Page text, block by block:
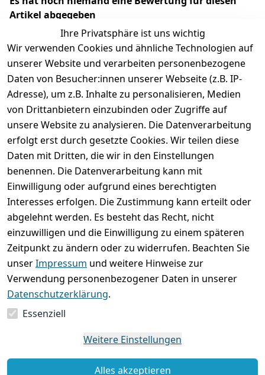
Artikel abgegeben
Ihre Privatsphäre ist uns wichtig
Wir verwenden Cookies und ähnliche Technologien auf
unserer Website und verarbeiten personenbezogene
Daten von Besucher:innen unserer Webseite (z.B. IP-
Adresse), um z.B. Inhalte zu personalisieren, Medien
von Drittanbietern einzubinden oder Zugriffe auf
unsere Website zu analysieren. Die Datenverarbeitung
erfolgt erst durch gesetzte Cookies. Wir teilen diese
Daten mit Dritten, die wir in den Einstellungen
benennen. Die Datenverarbeitung kann mit
Einwilligung oder aufgrund eines berechtigten
Interesses erfolgen. Die Zustimmung kann erteilt oder
abgelehnt werden. Es besteht das Recht, nicht
einzuwilligen und die Einwilligung zu einem späteren
Zeitpunkt zu ändern oder zu widerrufen. Beachten Sie
unserImpressum und weitere Hinweise zur
Verwendung personenbezogener Daten in unserer
Datenschutzerklärung.
Essenziell
Weitere Einstellungen
Alles akzeptieren
Rechtliches
Impressum
Datenschutze
rklärung
Batterieentsor
gung
Widerrufsrec
Services
Kontakt
Registrieren
Zahlung und
Versand
Umtausch /
Reklamation
Wir
versenden
mit
Folgt uns
gern auf
Zahle
bequem per